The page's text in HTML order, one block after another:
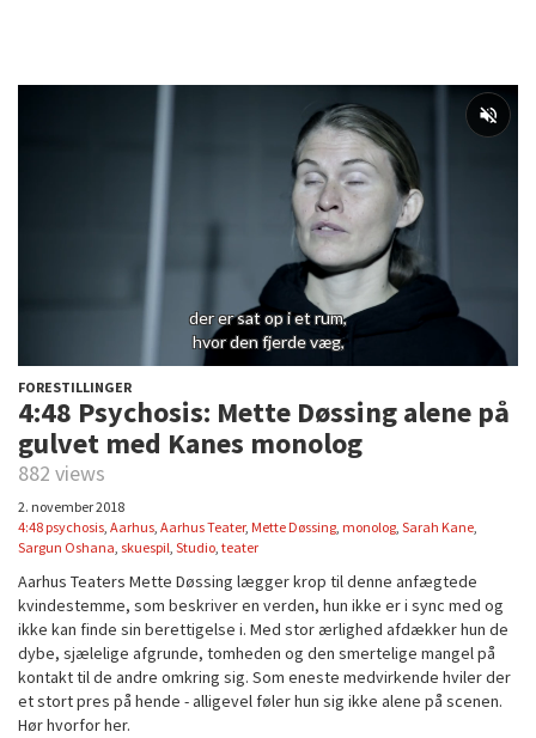
FORESTILLINGER
4:48 Psychosis: Mette Døssing alene på
gulvet med Kanes monolog
882 views
2. november 2018
4:48 psychosis, Aarhus, Aarhus Teater, Mette Døssing, monolog, Sarah Kane,
Sargun Oshana, skuespil, Studio, teater
Aarhus Teaters Mette Døssing lægger krop til denne anfægtede
kvindestemme, som beskriver en verden, hun ikke er i sync med og
ikke kan finde sin berettigelse i. Med stor ærlighed afdækker hun de
dybe, sjælelige afgrunde, tomheden og den smertelige mangel på
kontakt til de andre omkring sig. Som eneste medvirkende hviler der
et stort pres på hende - alligevel føler hun sig ikke alene på scenen.
Hør hvorfor her.